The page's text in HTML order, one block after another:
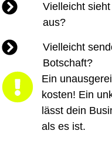
Vielleicht
aus?
Vielleicht
Botschaft?
Ein
kosten! Ein
lässt dein
als es ist.